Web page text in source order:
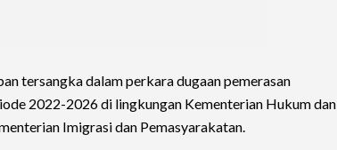
tersangka dalam perkara dugaan pemerasan
2022-2026 di lingkungan Kementerian Hukum dan
Imigrasi dan Pemasyarakatan.